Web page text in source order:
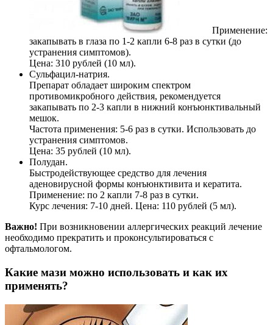
Применение:
закапывать в глаза по 1-2 капли 6-8 раз в сутки (до
устранения симптомов).
Цена: 310 рублей (10 мл).
Сульфацил-натрия.
Препарат обладает широким спектром
противомикробного действия, рекомендуется
закапывать по 2-3 капли в нижний конъюнктивальный
мешок.
Частота применения: 5-6 раз в сутки. Использовать до
устранения симптомов.
Цена: 35 рублей (10 мл).
Полудан.
Быстродействующее средство для лечения
аденовирусной формы конъюнктивита и кератита.
Применение: по 2 капли 7-8 раз в сутки.
Курс лечения: 7-10 дней. Цена: 110 рублей (5 мл).
Важно! При возникновении аллергических реакций лечение
необходимо прекратить и проконсультироваться с
офтальмологом.
Какие мази можно использовать и как их
применять?